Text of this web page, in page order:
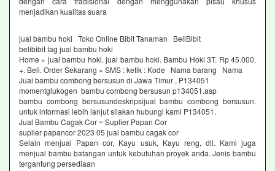
menjadikan kualitas suara
jual bambu hoki Toko Online Bibit Tanaman BeliBibit
belibibit tag jual bambu hoki
Home » jual bambu hoki. jual bambu hoki. Bambu Hoki 3T. Rp 45.000.
+. Beli. Order Sekarang » SMS : ketik : Kode Nama barang Nama
Jual bambu combong bersusun di Jawa Timur , P134051
momentglukogen bambu combong bersusun p134051.asp
bambu combong bersusundeskripsijual bambu combong bersusun.
untuk informasi lebih lanjut silakan hubungi kami P134051.
Jual Bambu Cagak Cor ~ Suplier Papan Cor
suplier papancor 2023 05 jual bambu cagak cor
Selain menjual Papan cor, Kayu usuk, Kayu reng, dll. Kami juga
menjual bambu batangan untuk kebutuhan proyek anda. Jenis bambu
tergantung persediaan